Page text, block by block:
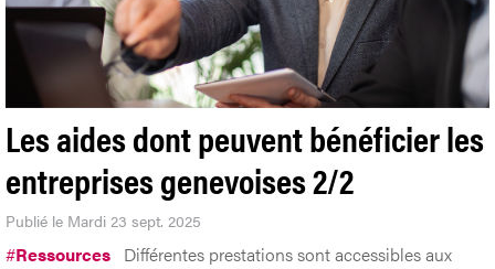
Les aides dont peuvent bénéficier les
entreprises genevoises 2/2
Publié le Mardi 23 sept. 2025
#Ressources Différentes prestations sont accessibles aux